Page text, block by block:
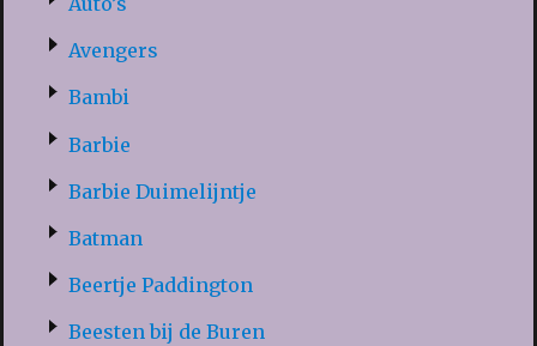
Avengers
Bambi
Barbie
Barbie Duimelijntje
Batman
Beertje Paddington
Beesten bij de Buren